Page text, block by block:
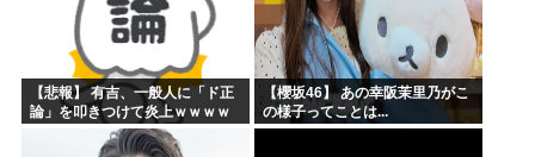
【悲報】 有吉、一般人に「ド正
論」を叩きつけて炎上ｗｗｗｗ
【櫻坂46】 あの幸阪茉里乃がこ
の様子ってことは...